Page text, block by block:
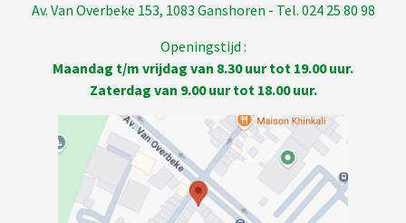
Av. Van Overbeke 153, 1083 Ganshoren - Tel. 024 25 80 98
Openingstijd :
Maandag t/m vrijdag van 8.30 uur tot 19.00 uur.
Zaterdag van 9.00 uur tot 18.00 uur.